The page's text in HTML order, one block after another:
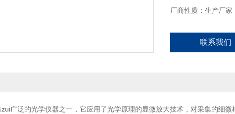
厂商性质：生产厂家
联系我们
广泛的光学仪器之一，它应用了光学原理的显微放大技术，对采集的细